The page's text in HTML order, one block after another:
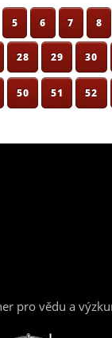
5 6 7 8
28 29 30
50 51 52
pro vědu a